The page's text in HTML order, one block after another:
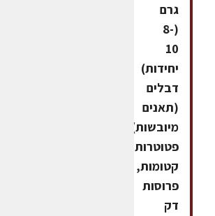
גרם
(8-
10
יחידות)
דבלים
(תאנים
מיובשות),
פטוטרות
קטומות,
פרוסות
דק